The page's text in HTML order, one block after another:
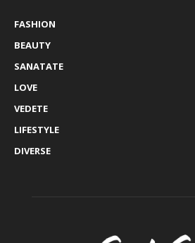
FASHION
BEAUTY
SANATATE
LOVE
VEDETE
LIFESTYLE
DIVERSE